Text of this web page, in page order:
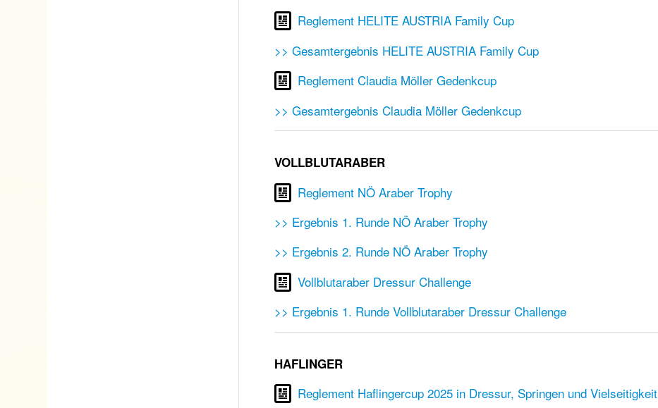
Reglement HELITE AUSTRIA Family Cup
>> Gesamtergebnis HELITE AUSTRIA Family Cup
Reglement Claudia Möller Gedenkcup
>> Gesamtergebnis Claudia Möller Gedenkcup
VOLLBLUTARABER
Reglement NÖ Araber Trophy
>> Ergebnis 1. Runde NÖ Araber Trophy
>> Ergebnis 2. Runde NÖ Araber Trophy
Vollblutaraber Dressur Challenge
>> Ergebnis 1. Runde Vollblutaraber Dressur Challenge
HAFLINGER
Reglement Haflingercup 2025 in Dressur, Springen und Vielseitigkeit